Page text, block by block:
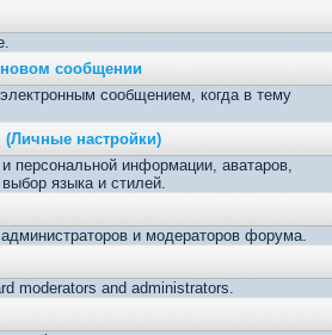
сообщении
сообщением, когда в тему
настройки)
и персональной информации, аватаров,
языка и стилей.
администраторов и модераторов форума.
moderators and administrators.